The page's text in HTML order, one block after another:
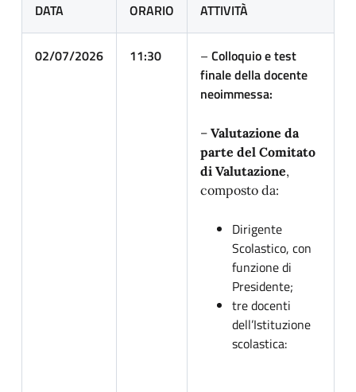
DATA ORARIO ATTIVITÀ
02/07/2026 11:30 – Colloquio e test
finale della docente
neoimmessa:
– Valutazione da
parte del Comitato
di Valutazione,
composto da:
Dirigente
Scolastico, con
funzione di
Presidente;
tre docenti
dell’Istituzione
scolastica: